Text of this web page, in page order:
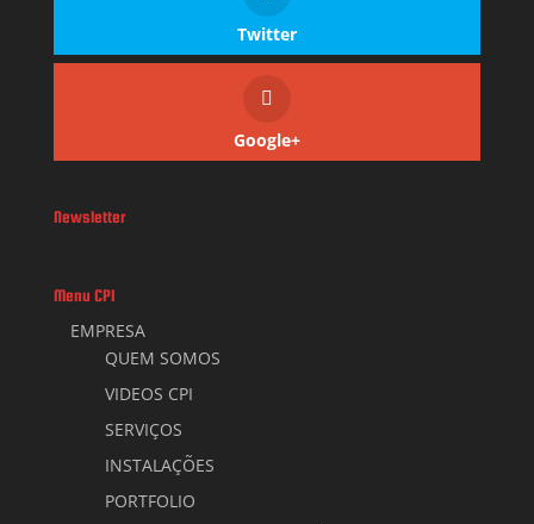
Twitter
Google+
Newsletter
Menu CPI
EMPRESA
QUEM SOMOS
VIDEOS CPI
SERVIÇOS
INSTALAÇÕES
PORTFOLIO